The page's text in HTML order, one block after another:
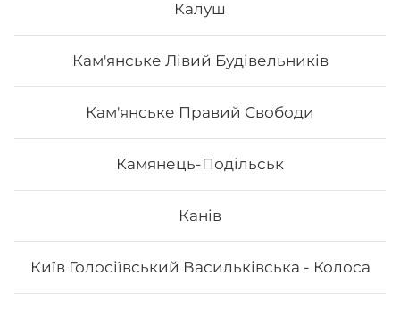
Калуш
Кам'янське Лівий Будівельників
Кам'янське Правий Свободи
Камянець-Подільськ
Канів
Київ Голосіївський Васильківська - Колоса
листя салату, кунжут білий, соус унагі.